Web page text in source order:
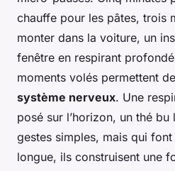
chauffe pour les pâtes, trois
monter dans la voiture, un
fenêtre en respirant
moments volés permettent de
système nerveux. Une
posé sur l’horizon, un thé
gestes simples, mais qui
longue, ils construisent une